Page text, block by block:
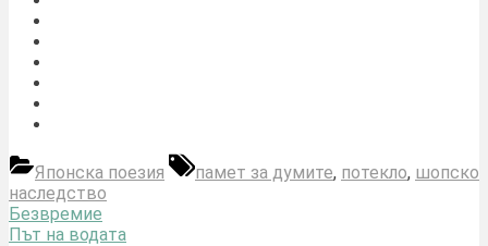
Японска поезия
Tags:
памет за думите, потекло, шопско
наследство
Навигация
Previous
Post:
Безвремие
Next
Път на водата